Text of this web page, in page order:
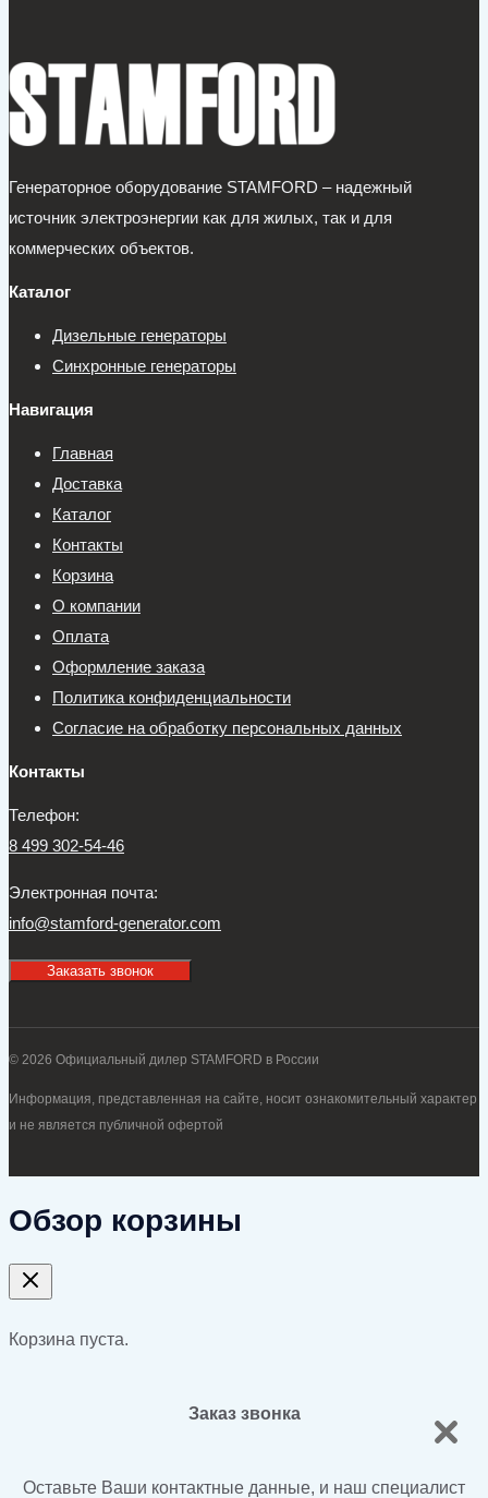
Генераторное оборудование STAMFORD – надежный
источник электроэнергии как для жилых, так и для
коммерческих объектов.
Каталог
Дизельные генераторы
Синхронные генераторы
Навигация
Главная
Доставка
Каталог
Контакты
Корзина
О компании
Оплата
Оформление заказа
Политика конфиденциальности
Согласие на обработку персональных данных
Контакты
Телефон:
8 499 302-54-46
Электронная почта:
info@stamford-generator.com
Заказать звонок
© 2026 Официальный дилер STAMFORD в России
Информация, представленная на сайте, носит ознакомительный характер
и не является публичной офертой
Обзор корзины
Корзина пуста.
Заказ звонка
Оставьте Ваши контактные данные, и наш специалист